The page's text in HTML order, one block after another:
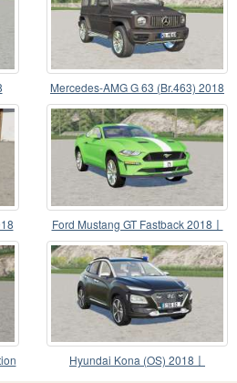
Mercedes-AMG G 63 (Br.463) 2018
Ford Mustang GT Fastback 2018〡
lifted
Hyundai Kona (OS) 2018〡